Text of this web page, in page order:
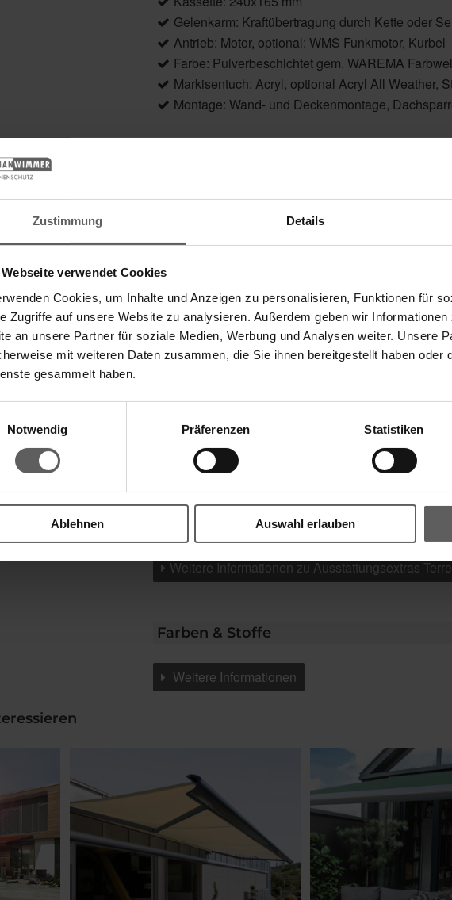
Zustimmung Details
Webseite verwendet Cookies
Cookies, um Inhalte und Anzeigen zu personalisieren, Funktionen für
Zugriffe auf unsere Website zu analysieren. Außerdem geben wir
an unsere Partner für soziale Medien, Werbung und Analysen weiter. Unsere
mit weiteren Daten zusammen, die Sie ihnen bereitgestellt haben oder
gesammelt haben.
Notwendig
Präferenzen Statistiken
Ablehnen Auswahl erlauben
Gelenkarm: Kraftübertragung durch Kette oder
Antrieb: Motor, optional: WMS Funkmotor, Kurbel
Farbe: Pulverbeschichtet gem. WAREMA
Markisentuch: Acryl, optional Acryl All Weather,
Montage: Wand- und Deckenmontage,
Vielseitig, funktional, begeisternd: Diese kompakte
Kassetten-Markise bietet alles, was einen
Kassette fügt sich stilvoll in jede Fassade ein und
Brillante Extras
Volant-Rollo mit Kurbel/Motor oder WMS
Volant
LED-Stripe Lichtschiene
Bedienung mittels WMS Sender
Tuchbeschriftung (Siebdruck)
Wandanschlussprofil mit Regendach
Weitere Informationen zu Ausstattungsextras
Farben & Stoffe
Weitere Informationen